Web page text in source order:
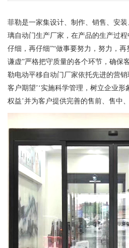
菲勒是一家集设计、制作、销售、安
璃自动门生产厂家，在产品的生产过程
仔细，再仔细”“做事要努力，努力，
谦虚”严格把守质量的各个环节，确保
勒电动平移自动门厂家依托先进的营
客户期望’‘实施科学管理，树立企业形
权益’并为客户提供完善的售前、售中